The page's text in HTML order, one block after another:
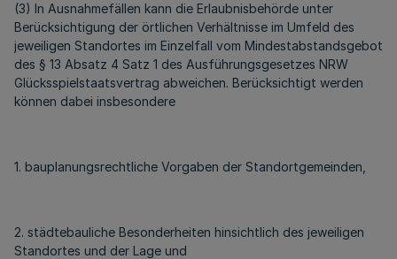
(3) In Ausnahmefällen kann die Erlaubnisbehörde unter
Berücksichtigung der örtlichen Verhältnisse im Umfeld des
jeweiligen Standortes im Einzelfall vom Mindestabstandsgebot
des § 13 Absatz 4 Satz 1 des Ausführungsgesetzes NRW
Glücksspielstaatsvertrag abweichen. Berücksichtigt werden
können dabei insbesondere
1. bauplanungsrechtliche Vorgaben der Standortgemeinden,
2. städtebauliche Besonderheiten hinsichtlich des jeweiligen
Standortes und der Lage und